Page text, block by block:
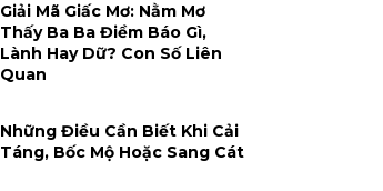
Giải Mã Giấc Mơ: Nằm Mơ
Thấy Ba Ba Điềm Báo Gì,
Lành Hay Dữ? Con Số Liên
Quan
Những Điều Cần Biết Khi Cải
Táng, Bốc Mộ Hoặc Sang Cát